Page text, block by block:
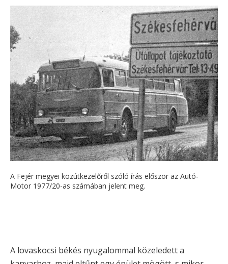
A Fejér megyei közútkezelőről szóló írás először az Autó-
Motor 1977/20-as számában jelent meg.
A lovaskocsi békés nyugalommal közeledett a